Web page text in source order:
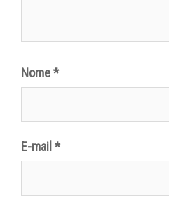
Nome*
E-mail *